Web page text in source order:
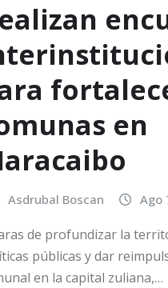
en
Asdrubal Boscan Ago
de profundizar la
públicas y dar
en la capital zuliana,…